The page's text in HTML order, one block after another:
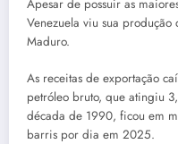
Apesar de possuir as
Venezuela viu sua produção
Maduro.
As receitas de exportação
petróleo bruto, que atingiu
década de 1990, ficou em
barris por dia em 2025.